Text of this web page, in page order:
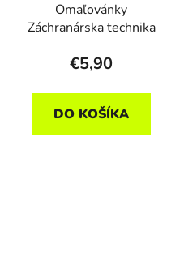
Omaľovánky
Záchranárska technika
€5,90
DO KOŠÍKA